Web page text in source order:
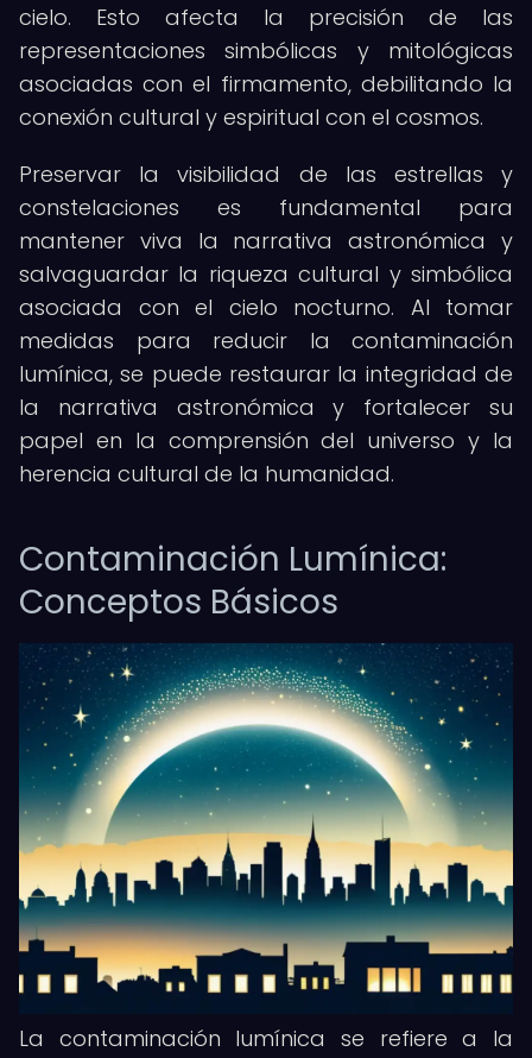
cielo. Esto afecta la precisión de las
representaciones simbólicas y mitológicas
asociadas con el firmamento, debilitando la
conexión cultural y espiritual con el cosmos.
Preservar la visibilidad de las estrellas y
constelaciones es fundamental para
mantener viva la narrativa astronómica y
salvaguardar la riqueza cultural y simbólica
asociada con el cielo nocturno. Al tomar
medidas para reducir la contaminación
lumínica, se puede restaurar la integridad de
la narrativa astronómica y fortalecer su
papel en la comprensión del universo y la
herencia cultural de la humanidad.
Contaminación Lumínica:
Conceptos Básicos
La contaminación lumínica se refiere a la